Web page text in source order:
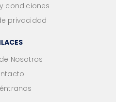
condiciones
privacidad
Nosotros